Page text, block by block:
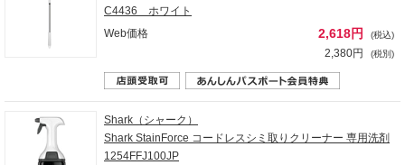
C4436 ホワイト
Web価格
2,618円 (税込)
2,380円 (税別)
Shark（シャーク）
Shark StainForce コードレスシミ取りクリーナー 専用洗剤
1254FFJ100JP